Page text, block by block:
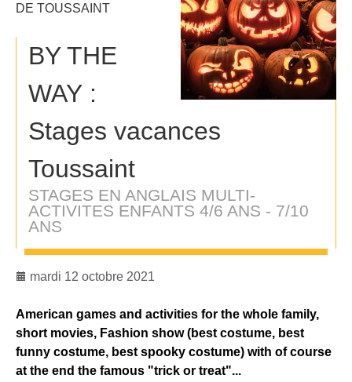
DE TOUSSAINT
BY THE
WAY :
Stages vacances
Toussaint
STAGES EN ANGLAIS MULTI-
ACTIVITES ENFANTS 4/6 ANS - 7/10
ANS
mardi 12 octobre 2021
American games and activities for the whole family,
short movies, Fashion show (best costume, best
funny costume, best spooky costume) with of course
at the end the famous "trick or treat"...